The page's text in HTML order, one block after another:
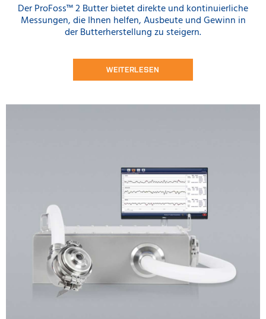
Der ProFoss™ 2 Butter bietet direkte und kontinuierliche
Messungen, die Ihnen helfen, Ausbeute und Gewinn in
der Butterherstellung zu steigern.
WEITERLESEN